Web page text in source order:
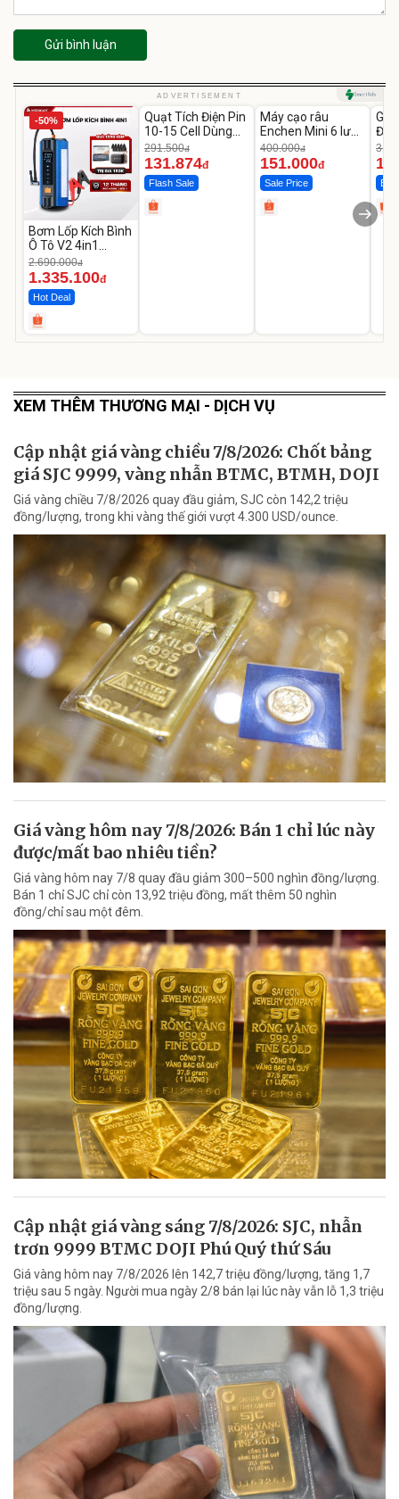
Gửi bình luận
ADVERTISEMENT
-50%
Bơm Lốp Kích Bình
Ô Tô V2 4in1
MEDICAR –
12.000mAh
2.690.000đ
1.335.100đ
Hot Deal
-54%
Unmute
Quạt Tích Điện Pin
10-15 Cell Dùng
Liên Tục 4-8H
291.500đ
131.874đ
Flash Sale
-62%
Máy cạo râu
Enchen Mini 6 lưỡi
dao kép mỏng
400.000đ
151.000đ
Sale Price
Đùi
XEM THÊM THƯƠNG MẠI - DỊCH VỤ
Cập nhật giá vàng chiều 7/8/2026: Chốt bảng
giá SJC 9999, vàng nhẫn BTMC, BTMH, DOJI
Giá vàng chiều 7/8/2026 quay đầu giảm, SJC còn 142,2 triệu
đồng/lượng, trong khi vàng thế giới vượt 4.300 USD/ounce.
Giá vàng hôm nay 7/8/2026: Bán 1 chỉ lúc này
được/mất bao nhiêu tiền?
Giá vàng hôm nay 7/8 quay đầu giảm 300–500 nghìn đồng/lượng.
Bán 1 chỉ SJC chỉ còn 13,92 triệu đồng, mất thêm 50 nghìn
đồng/chỉ sau một đêm.
Cập nhật giá vàng sáng 7/8/2026: SJC, nhẫn
trơn 9999 BTMC DOJI Phú Quý thứ Sáu
Giá vàng hôm nay 7/8/2026 lên 142,7 triệu đồng/lượng, tăng 1,7
triệu sau 5 ngày. Người mua ngày 2/8 bán lại lúc này vẫn lỗ 1,3 triệu
đồng/lượng.